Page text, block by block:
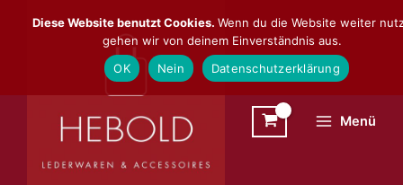
Inhalt
Menü
Diese Website benutzt Cookies. Wenn du die Website weiter
gehen wir von deinem Einverständnis aus.
OK
Nein Datenschutzerklärung